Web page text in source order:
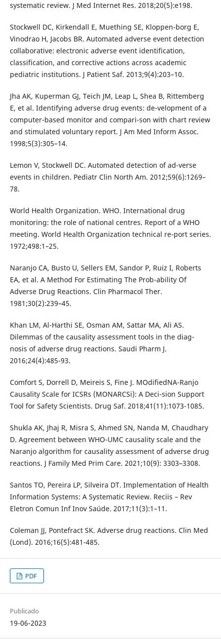
systematic review. J Med Internet Res. 2018;20(5):e198.
Stockwell DC, Kirkendall E, Muething SE, Kloppen-borg E,
Vinodrao H, Jacobs BR. Automated adverse event detection
collaborative: electronic adverse event identification,
classification, and corrective actions across academic
pediatric institutions. J Patient Saf. 2013;9(4):203–10.
Jha AK, Kuperman GJ, Teich JM, Leap L, Shea B, Rittemberg
E, et al. Identifying adverse drug events: de-velopment of a
computer-based monitor and compari-son with chart review
and stimulated voluntary report. J Am Med Inform Assoc.
1998;5(3):305–14.
Lemon V, Stockwell DC. Automated detection of ad-verse
events in children. Pediatr Clin North Am. 2012;59(6):1269–
78.
World Health Organization. WHO. International drug
monitoring: the role of national centres. Report of a WHO
meeting. World Health Organization technical re-port series.
1972;498:1–25.
Naranjo CA, Busto U, Sellers EM, Sandor P, Ruiz I, Roberts
EA, et al. A Method For Estimating The Prob-ability Of
Adverse Drug Reactions. Clin Pharmacol Ther.
1981;30(2):239–45.
Khan LM, Al-Harthi SE, Osman AM, Sattar MA, Ali AS.
Dilemmas of the causality assessment tools in the diag-
nosis of adverse drug reactions. Saudi Pharm J.
2016;24(4):485-93.
Comfort S, Dorrell D, Meireis S, Fine J. MOdifiedNA-Ranjo
Causality Scale for ICSRs (MONARCSi): A Deci-sion Support
Tool for Safety Scientists. Drug Saf. 2018;41(11):1073-1085.
Shukla AK, Jhaj R, Misra S, Ahmed SN, Nanda M, Chaudhary
D. Agreement between WHO-UMC causality scale and the
Naranjo algorithm for causality assessment of adverse drug
reactions. J Family Med Prim Care. 2021;10(9): 3303–3308.
Santos TO, Pereira LP, Silveira DT. Implementation of Health
Information Systems: A Systematic Review. Reciis – Rev
Eletron Comun Inf Inov Saúde. 2017;11(3):1–11.
Coleman JJ, Pontefract SK. Adverse drug reactions. Clin Med
(Lond). 2016;16(5):481-485.
PDF
Publicado
19-06-2023